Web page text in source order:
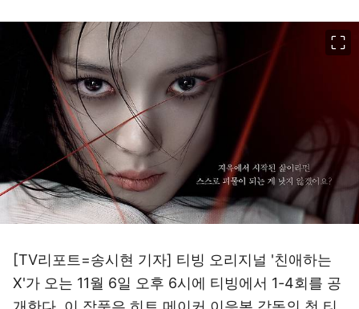
[TV리포트=송시현 기자] 티빙 오리지널 '친애하는
X'가 오는 11월 6일 오후 6시에 티빙에서 1-4회를 공